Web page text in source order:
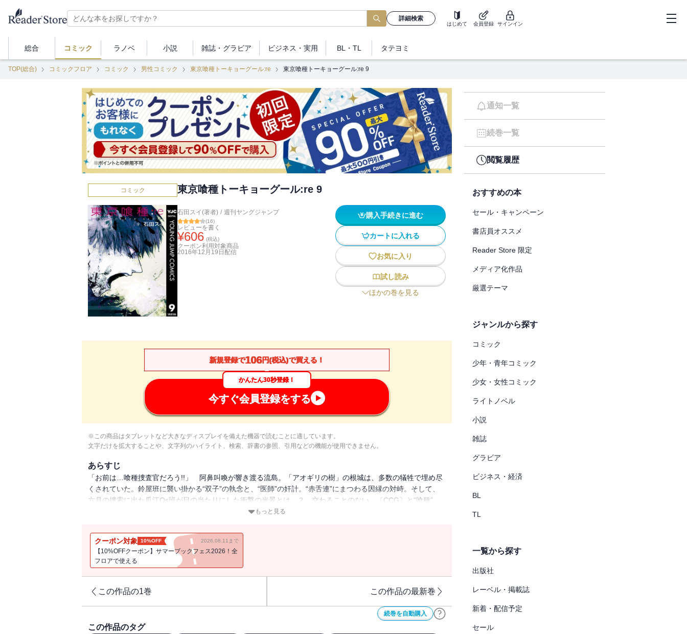
詳細検索
はじめて 会員登録 サインイン
総合 コミック ラノベ 小説 雑誌・ グラビア ビジネス ・実用 BL・TL タテヨミ
TOP(総合) コミックフロア コミック 男性コミック 東京喰種トーキョーグール:re 東京喰種トーキョーグール:re 9
コミック 東京喰種トーキョーグール:re 9
石田スイ(著者) / 週刊ヤングジャンプ
(16)
レビューを書く
¥606 (税込)
クーポン利用対象商品
2016年12月19日 配信
購入手続きに進む
カートに入れる
お気に入り
試し読み
ほかの巻を見る
新規登録で106円(税込)で買える！
かんたん30秒登録！
今すぐ会員登録をする
※この商品はタブレットなど大きなディスプレイを備えた機器で読むことに適しています。
文字だけを拡大することや、文字列のハイライト、検索、辞書の参照、引用などの機能が使用できません。
あらすじ
「お前は…喰種捜査官だろう!!」 阿鼻叫喚が響き渡る流島。「アオギリの樹」の根城は、多数の犠牲で埋め尽
くされていた。鈴屋班に襲い掛かる“双子”の執念と、“医師”の奸計。“赤舌連”にまつわる因縁の対峙。そして、
六月の捜索に出た瓜江Qs班が目の当たりにした衝撃の光景とは…？ 交わることのない、〔CCG〕と“喰種”。
もっと見る
クーポン対象 10%OFF 2026.08.11まで
【10%OFFクーポン】サマーブックフェス2026！全
フロアで使える
この作品の1巻 この作品の最新巻
続巻を自動購入
この作品のタグ
通知一覧
続巻一覧
閲覧履歴
おすすめの本
セール・キャンペーン
書店員オススメ
Reader Store 限定
メディア化作品
厳選テーマ
ジャンルから探す
コミック
少年・青年コミック
少女・女性コミック
ライトノベル
小説
雑誌
グラビア
ビジネス・経済
BL
TL
一覧から探す
出版社
レーベル・掲載誌
新着・配信予定
セール